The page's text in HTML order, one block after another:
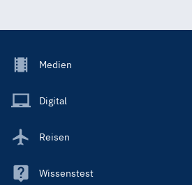
Footer
Main
Medien
Digital
Reisen
Wissenstest